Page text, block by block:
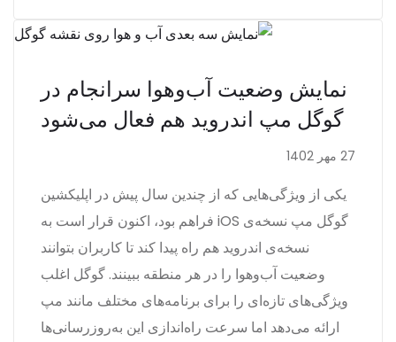
نمایش وضعیت آب‌وهوا سرانجام در
گوگل مپ اندروید هم فعال می‌شود
27 مهر 1402
یکی از ویژگی‌هایی که از چندین سال پیش در اپلیکشین
گوگل مپ نسخه‌ی iOS فراهم بود، اکنون قرار است به
نسخه‌ی اندروید هم راه پیدا کند تا کاربران بتوانند
وضعیت آب‌وهوا را در هر منطقه ببینند. گوگل اغلب
ویژگی‌های تازه‌ای را برای برنامه‌های مختلف مانند مپ
ارائه می‌دهد اما سرعت راه‌اندازی این به‌روزرسانی‌ها